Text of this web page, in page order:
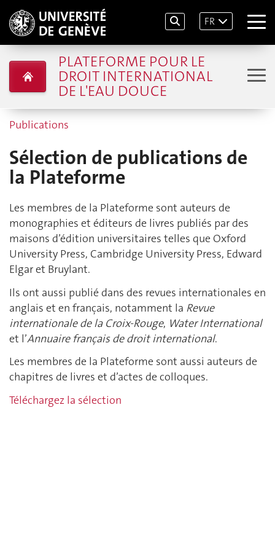
FR
PLATEFORME POUR LE
DROIT INTERNATIONAL
DE L'EAU DOUCE
Publications
Sélection de publications de
la Plateforme
Les membres de la Plateforme sont auteurs de
monographies et éditeurs de livres publiés par des
maisons d’édition universitaires telles que Oxford
University Press, Cambridge University Press, Edward
Elgar et Bruylant.
Ils ont aussi publié dans des revues internationales en
anglais et en français, notamment la Revue
internationale de la Croix-Rouge, Water International
et l’Annuaire français de droit international.
Les membres de la Plateforme sont aussi auteurs de
chapitres de livres et d’actes de colloques.
Téléchargez la sélection